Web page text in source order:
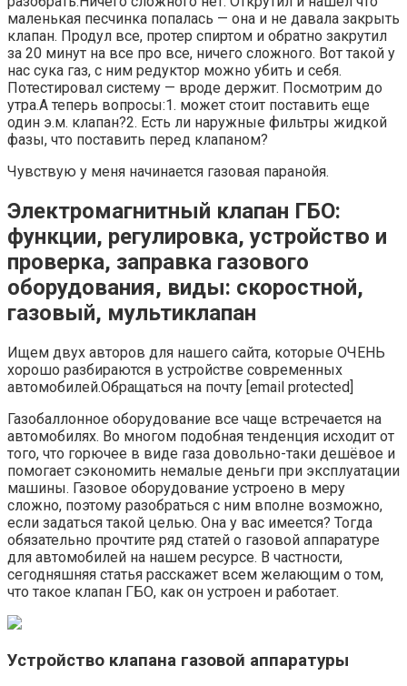
маленькая песчинка попалась — она и не давала закрыть
клапан. Продул все, протер спиртом и обратно закрутил
за 20 минут на все про все, ничего сложного. Вот такой у
нас сука газ, с ним редуктор можно убить и себя.
Потестировал систему — вроде держит. Посмотрим до
утра.А теперь вопросы:1. может стоит поставить еще
один э.м. клапан?2. Есть ли наружные фильтры жидкой
фазы, что поставить перед клапаном?
Чувствую у меня начинается газовая паранойя.
Электромагнитный клапан ГБО:
функции, регулировка, устройство и
проверка, заправка газового
оборудования, виды: скоростной,
газовый, мультиклапан
Ищем двух авторов для нашего сайта, которые ОЧЕНЬ
хорошо разбираются в устройстве современных
автомобилей.Обращаться на почту [email protected]
Газобаллонное оборудование все чаще встречается на
автомобилях. Во многом подобная тенденция исходит от
того, что горючее в виде газа довольно-таки дешёвое и
помогает сэкономить немалые деньги при эксплуатации
машины. Газовое оборудование устроено в меру
сложно, поэтому разобраться с ним вполне возможно,
если задаться такой целью. Она у вас имеется? Тогда
обязательно прочтите ряд статей о газовой аппаратуре
для автомобилей на нашем ресурсе. В частности,
сегодняшняя статья расскажет всем желающим о том,
что такое клапан ГБО, как он устроен и работает.
Устройство клапана газовой аппаратуры